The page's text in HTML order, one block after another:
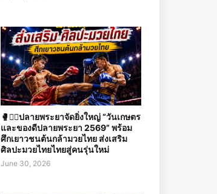
🥊🤼‍♀️ปลายพระยาจัดยิ่งใหญ่ “วันเกษตร
และของดีปลายพระยา 2569” พร้อม
ศึกเยาวชนต้นกล้ามวยไทย ส่งเสริม
ศิลปะมวยไทยไทยสู่คนรุ่นใหม่
June 30, 2026